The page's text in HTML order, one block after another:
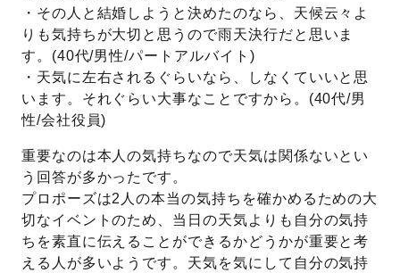
・その人と結婚しようと決めたのなら、天候云々よ
りも気持ちが大切と思うので雨天決行だと思いま
す。(40代/男性/パートアルバイト)
・天気に左右されるぐらいなら、しなくていいと思
います。それぐらい大事なことですから。(40代/男
性/会社役員)
重要なのは本人の気持ちなので天気は関係ないとい
う回答が多かったです。
プロポーズは2人の本当の気持ちを確かめるための大
切なイベントのため、当日の天気よりも自分の気持
ちを素直に伝えることができるかどうかが重要と考
える人が多いようです。天気を気にして自分の気持